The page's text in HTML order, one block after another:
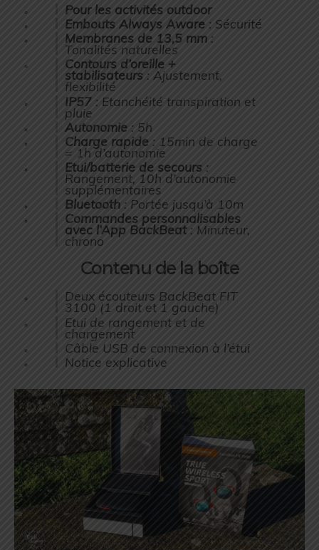
Pour les activités outdoor
Embouts Always Aware : Sécurité
Membranes de 13,5 mm :
Tonalités naturelles
Contours d’oreille +
stabilisateurs : Ajustement,
flexibilité
IP57 : Etanchéité transpiration et
pluie
Autonomie : 5h
Charge rapide : 15min de charge
= 1h d’autonomie
Etui/batterie de secours :
Rangement, 10h d’autonomie
supplémentaires
Bluetooth : Portée jusqu’à 10m
Commandes personnalisables
avec l’App BackBeat : Minuteur,
chrono
Contenu de la boîte
Deux écouteurs BackBeat FIT
3100 (1 droit et 1 gauche)
Etui de rangement et de
chargement
Câble USB de connexion à l’étui
Notice explicative